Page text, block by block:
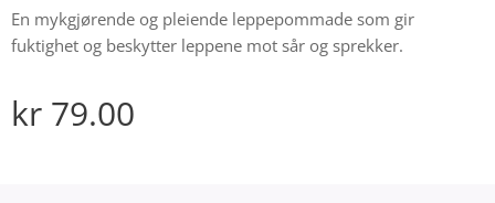
En mykgjørende og pleiende leppepommade som gir
fuktighet og beskytter leppene mot sår og sprekker.
kr 79.00